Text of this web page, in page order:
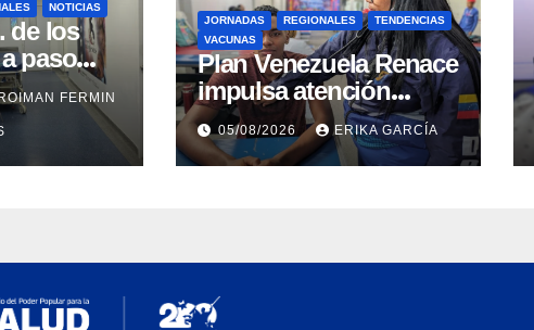
NOTICIAS
de los
paso
tras los
FERMIN
JORNADAS REGIONALES
TENDENCIAS
VACUNAS
​Plan Venezuela Renace
impulsa atención
integral a refugiados y
evaluación de
vacunación en Aragua
05/08/2026 ERIKA GARCÍA